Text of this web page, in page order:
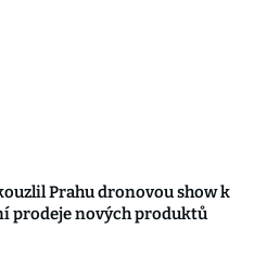
Prahu dronovou show k
prodeje nových produktů